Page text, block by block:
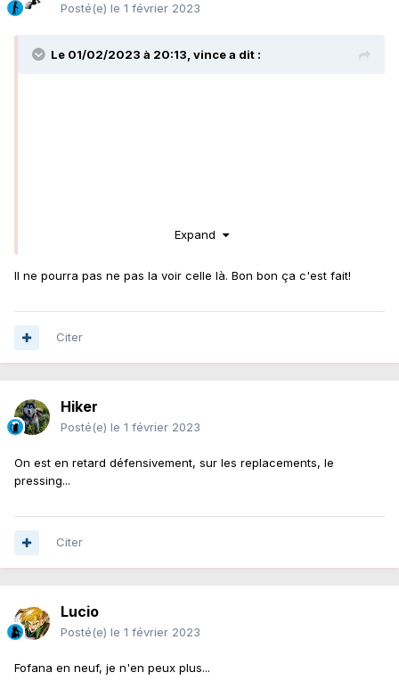
Posté(e) le 1 février 2023
Le 01/02/2023 à 20:13, vincea dit :
Expand
Il ne pourra pas ne pas la voir celle là. Bon bon ça c'est fait!
Citer
Hiker
Posté(e) le 1 février 2023
On est en retard défensivement, sur les replacements, le
pressing...
Citer
Lucio
Posté(e) le 1 février 2023
Fofana en neuf, je n'en peux plus...